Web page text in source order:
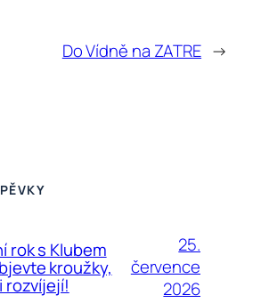
Do Vídně na ZATRE →
rok s Klubem
kroužky,
rozvíjejí!
25.
července
2026